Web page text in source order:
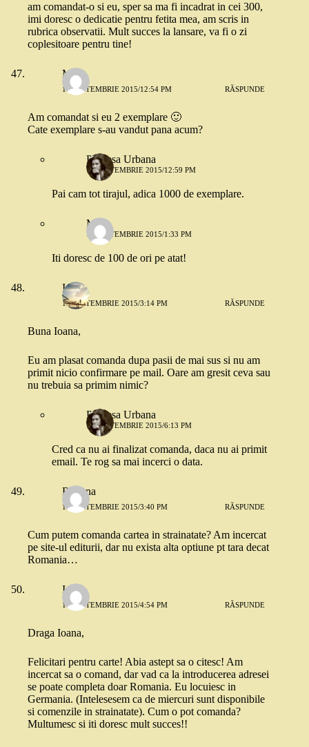
am comandat-o si eu, sper sa ma fi incadrat in cei 300,
imi doresc o dedicatie pentru fetita mea, am scris in
rubrica observatii. Mult succes la lansare, va fi o zi
coplesitoare pentru tine!
Misu
10 SEPTEMBRIE 2015/12:54 PM RĂSPUNDE
Am comandat si eu 2 exemplare 🙂
Cate exemplare s-au vandut pana acum?
Printesa Urbana
10 SEPTEMBRIE 2015/12:59 PM
Pai cam tot tirajul, adica 1000 de exemplare.
Misu
10 SEPTEMBRIE 2015/1:33 PM
Iti doresc de 100 de ori pe atat!
Ioana
10 SEPTEMBRIE 2015/3:14 PM RĂSPUNDE
Buna Ioana,
Eu am plasat comanda dupa pasii de mai sus si nu am
primit nicio confirmare pe mail. Oare am gresit ceva sau
nu trebuia sa primim nimic?
Printesa Urbana
10 SEPTEMBRIE 2015/6:13 PM
Cred ca nu ai finalizat comanda, daca nu ai primit
email. Te rog sa mai incerci o data.
Roxana
10 SEPTEMBRIE 2015/3:40 PM RĂSPUNDE
Cum putem comanda cartea in strainatate? Am incercat
pe site-ul editurii, dar nu exista alta optiune pt tara decat
Romania…
Irina
10 SEPTEMBRIE 2015/4:54 PM RĂSPUNDE
Draga Ioana,
Felicitari pentru carte! Abia astept sa o citesc! Am
incercat sa o comand, dar vad ca la introducerea adresei
se poate completa doar Romania. Eu locuiesc in
Germania. (Intelesesem ca de miercuri sunt disponibile
si comenzile in strainatate). Cum o pot comanda?
Multumesc si iti doresc mult succes!!